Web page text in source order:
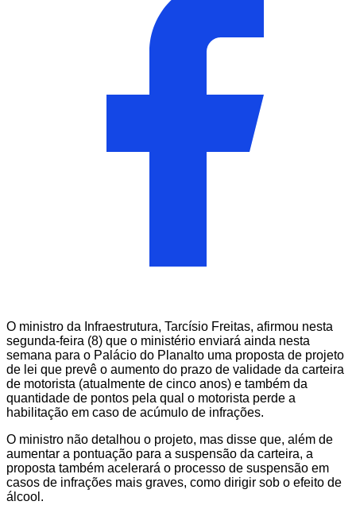
O ministro da Infraestrutura, Tarcísio Freitas, afirmou nesta
segunda-feira (8) que o ministério enviará ainda nesta
semana para o Palácio do Planalto uma proposta de projeto
de lei que prevê o aumento do prazo de validade da carteira
de motorista (atualmente de cinco anos) e também da
quantidade de pontos pela qual o motorista perde a
habilitação em caso de acúmulo de infrações.
O ministro não detalhou o projeto, mas disse que, além de
aumentar a pontuação para a suspensão da carteira, a
proposta também acelerará o processo de suspensão em
casos de infrações mais graves, como dirigir sob o efeito de
álcool.